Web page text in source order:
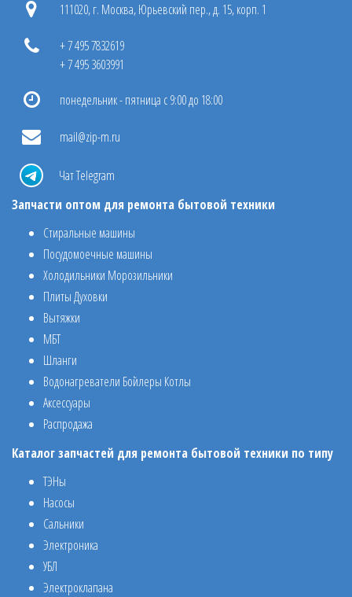
111020, г. Москва, Юрьевский пер., д. 15, корп. 1
+ 7 495 7832619
+ 7 495 3603991
понедельник - пятница с 9:00 до 18:00
mail@zip-m.ru
Чат Telegram
Запчасти оптом для ремонта бытовой техники
Стиральные машины
Посудомоечные машины
Холодильники Морозильники
Плиты Духовки
Вытяжки
МБТ
Шланги
Водонагреватели Бойлеры Котлы
Аксессуары
Распродажа
Каталог запчастей для ремонта бытовой техники по типу
ТЭНы
Насосы
Сальники
Электроника
УБЛ
Электроклапана